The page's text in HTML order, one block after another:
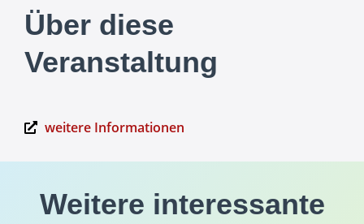
Über diese
Veranstaltung
weitere Informationen
Weitere interessante